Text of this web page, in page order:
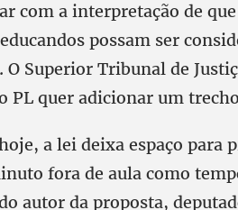
com a interpretação de
possam ser
O Superior Tribunal de
PL quer adicionar um
a lei deixa espaço para
fora de aula como
autor da proposta,